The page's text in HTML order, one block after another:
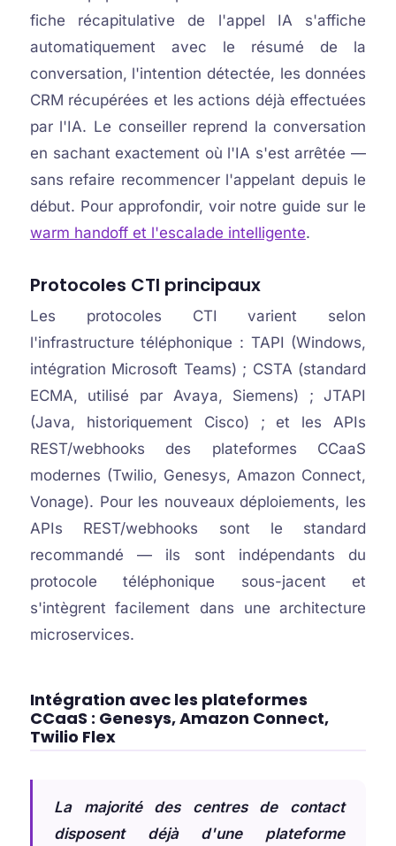
fiche récapitulative de l'appel IA s'affiche
automatiquement avec le résumé de la
conversation, l'intention détectée, les données
CRM récupérées et les actions déjà effectuées
par l'IA. Le conseiller reprend la conversation
en sachant exactement où l'IA s'est arrêtée —
sans refaire recommencer l'appelant depuis le
début. Pour approfondir, voir notre guide sur le
warm handoff et l'escalade intelligente.
Protocoles CTI principaux
Les protocoles CTI varient selon
l'infrastructure téléphonique : TAPI (Windows,
intégration Microsoft Teams) ; CSTA (standard
ECMA, utilisé par Avaya, Siemens) ; JTAPI
(Java, historiquement Cisco) ; et les APIs
REST/webhooks des plateformes CCaaS
modernes (Twilio, Genesys, Amazon Connect,
Vonage). Pour les nouveaux déploiements, les
APIs REST/webhooks sont le standard
recommandé — ils sont indépendants du
protocole téléphonique sous-jacent et
s'intègrent facilement dans une architecture
microservices.
Intégration avec les plateformes
CCaaS : Genesys, Amazon Connect,
Twilio Flex
La majorité des centres de contact
disposent déjà d'une plateforme